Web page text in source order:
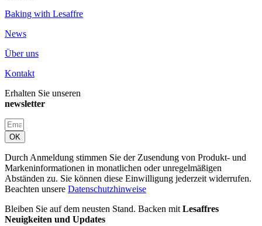
Baking with Lesaffre
News
Über uns
Kontakt
Erhalten Sie unseren
newsletter
OK
Durch Anmeldung stimmen Sie der Zusendung von Produkt- und
Markeninformationen in monatlichen oder unregelmäßigen
Abständen zu. Sie können diese Einwilligung jederzeit widerrufen.
Beachten unsere Datenschutzhinweise
Bleiben Sie auf dem neusten Stand. Backen mitLesaffres
Neuigkeiten und Updates